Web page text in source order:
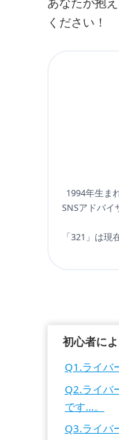
ください！
1994年生ま
SNSアドバ
「321」は
初心者に
Q1.ライバ
Q2.ライバ
です…。
Q3.ライバ